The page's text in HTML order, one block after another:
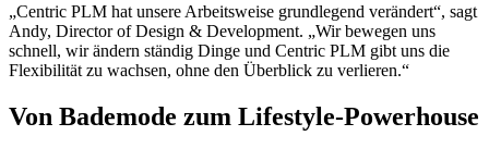
„Centric PLM hat unsere Arbeitsweise grundlegend verändert“, sagt
Andy, Director of Design & Development. „Wir bewegen uns
schnell, wir ändern ständig Dinge und Centric PLM gibt uns die
Flexibilität zu wachsen, ohne den Überblick zu verlieren.“
Von Bademode zum Lifestyle-Powerhouse